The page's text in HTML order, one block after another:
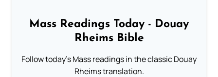
Mass Readings Today - Douay
Rheims Bible
Follow today's Mass readings in the classic Douay
Rheims translation.